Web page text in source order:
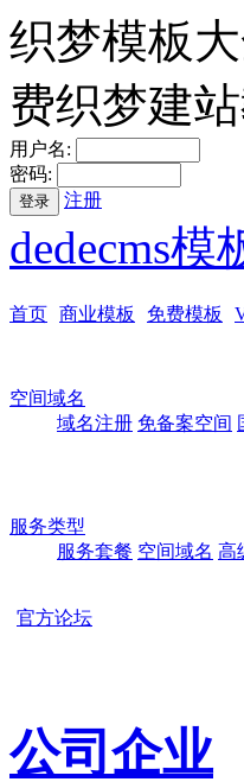
织梦模板
费织梦建站
用户名:
密码:
登录 注册
dedecms模
首页 商业模板 免费模板
空间域名
域名注册 免备案空间
服务类型
服务套餐 空间域名 高
官方论坛
公司企业